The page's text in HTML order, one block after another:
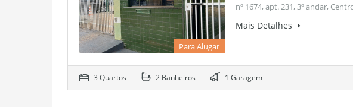
Para Alugar
nº 1674, apt. 231, 3º andar,
Mais Detalhes
3 Quartos 2 Banheiros 1 Garagem